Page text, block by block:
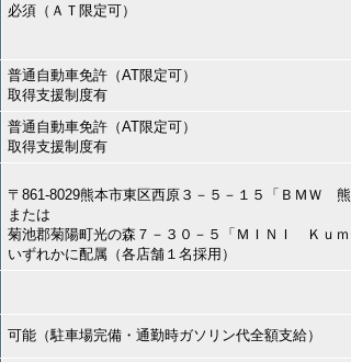
必須（ＡＴ限定可）
普通自動車免許（AT限定可）
取得支援制度有
普通自動車免許（AT限定可）
取得支援制度有
〒861-8029熊本市東区西原３－５－１５「ＢＭＷ 熊
または
菊池郡菊陽町光の森７－３０－５「ＭＩＮＩ Ｋｕｍ
いずれかに配属（各店舗１名採用）
可能（駐車場完備・通勤時ガソリン代全額支給）